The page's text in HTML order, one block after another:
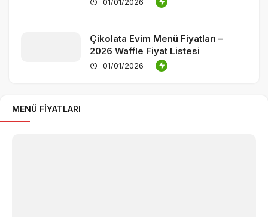
Çikolata Evim Menü Fiyatları –
2026 Waffle Fiyat Listesi
01/01/2026
MENÜ FIYATLARI